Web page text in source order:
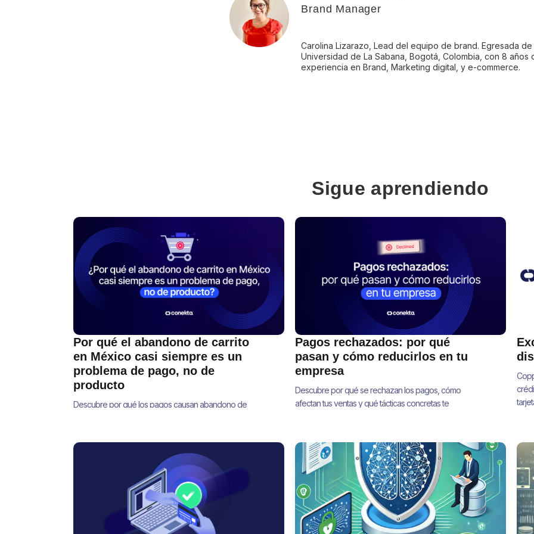
Brand Manager
Carolina Lizarazo, Lead del equipo de brand. Egresada de
Universidad de La Sabana, Bogotá, Colombia, con 8 años
experiencia en Brand, Marketing digital, y e-commerce.
Sigue aprendiendo
Por qué el abandono de carrito
en México casi siempre es un
problema de pago, no de
producto
Descubre por qué los pagos causan abandono de
Pagos rechazados: por qué
pasan y cómo reducirlos en tu
empresa
Descubre por qué se rechazan los pagos, cómo
afectan tus ventas y qué tácticas concretas te